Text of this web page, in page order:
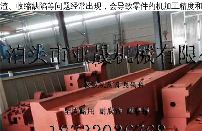
渣、收缩缺陷等问题经常出现，会导致零件的机加工精度